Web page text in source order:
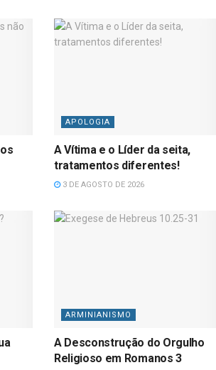
APOLOGIA
A Vítima e o Líder da seita,
tratamentos diferentes!
3 DE AGOSTO DE 2026
ARMINIANISMO
A Desconstrução do Orgulho
Religioso em Romanos 3